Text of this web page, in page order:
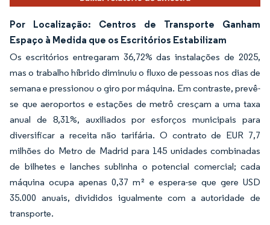
Por Localização: Centros de Transporte Ganham
Espaço à Medida que os Escritórios Estabilizam
Os escritórios entregaram 36,72% das instalações de 2025,
mas o trabalho híbrido diminuiu o fluxo de pessoas nos dias de
semana e pressionou o giro por máquina. Em contraste, prevê-
se que aeroportos e estações de metrô cresçam a uma taxa
anual de 8,31%, auxiliados por esforços municipais para
diversificar a receita não tarifária. O contrato de EUR 7,7
milhões do Metro de Madrid para 145 unidades combinadas
de bilhetes e lanches sublinha o potencial comercial; cada
máquina ocupa apenas 0,37 m² e espera-se que gere USD
35.000 anuais, divididos igualmente com a autoridade de
transporte.